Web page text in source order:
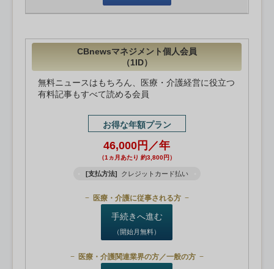
CBnewsマネジメント個人会員
（1ID）
無料ニュースはもちろん、医療・介護経営に役立つ
有料記事もすべて読める会員
お得な年額プラン
46,000円／年
（1ヵ月あたり 約3,800円）
[支払方法] クレジットカード払い
医療・介護に従事される方
手続きへ進む
（開始月無料）
医療・介護関連業界の方／一般の方